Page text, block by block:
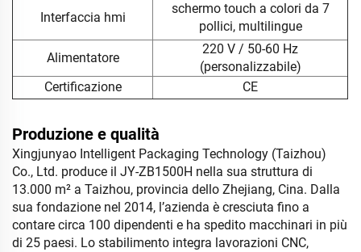
Interfaccia hmi
schermo touch a colori da 7
pollici, multilingue
Alimentatore
220 V / 50-60 Hz
(personalizzabile)
Certificazione
CE
Produzione e qualità
Xingjunyao Intelligent Packaging Technology (Taizhou)
Co., Ltd. produce il JY-ZB1500H nella sua struttura di
13.000 m² a Taizhou, provincia dello Zhejiang, Cina. Dalla
sua fondazione nel 2014, l’azienda è cresciuta fino a
contare circa 100 dipendenti e ha spedito macchinari in più
di 25 paesi. Lo stabilimento integra lavorazioni CNC,